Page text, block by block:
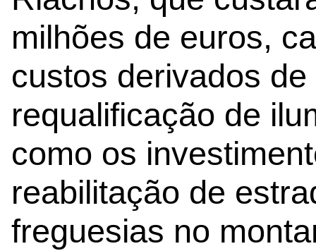
milhões de euros,
custos derivados
requalificação de
como os
reabilitação de
freguesias no